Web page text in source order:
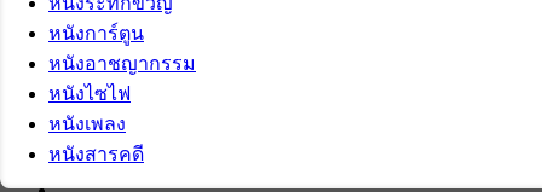
หนังการ์ตูน
หนังอาชญากรรม
หนังไซไฟ
หนังเพลง
หนังสารคดี